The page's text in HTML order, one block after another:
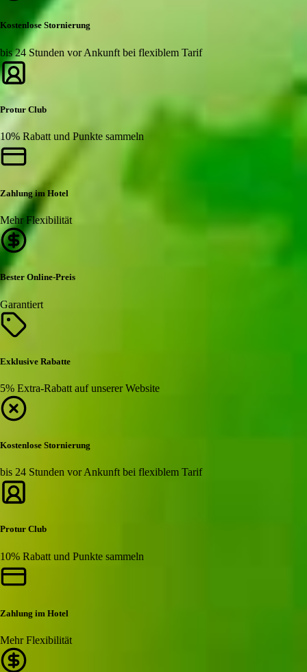
Kostenlose Stornierung
bis 24 Stunden vor Ankunft bei flexiblem Tarif
Protur Club
10% Rabatt und Punkte sammeln
Zahlung im Hotel
Mehr Flexibilität
Bester Online-Preis
Garantiert
Exklusive Rabatte
5% Extra-Rabatt auf unserer Website
Kostenlose Stornierung
bis 24 Stunden vor Ankunft bei flexiblem Tarif
Protur Club
10% Rabatt und Punkte sammeln
Zahlung im Hotel
Mehr Flexibilität